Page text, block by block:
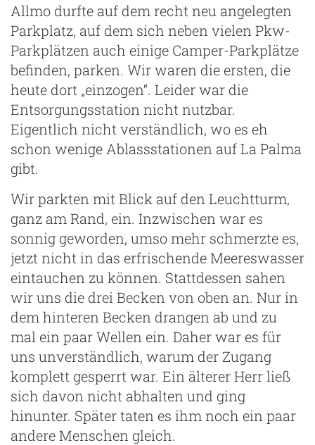
Allmo durfte auf dem recht neu angelegten
Parkplatz, auf dem sich neben vielen Pkw-
Parkplätzen auch einige Camper-Parkplätze
befinden, parken. Wir waren die ersten, die
heute dort „einzogen“. Leider war die
Entsorgungsstation nicht nutzbar.
Eigentlich nicht verständlich, wo es eh
schon wenige Ablassstationen auf La Palma
gibt.
Wir parkten mit Blick auf den Leuchtturm,
ganz am Rand, ein. Inzwischen war es
sonnig geworden, umso mehr schmerzte es,
jetzt nicht in das erfrischende Meereswasser
eintauchen zu können. Stattdessen sahen
wir uns die drei Becken von oben an. Nur in
dem hinteren Becken drangen ab und zu
mal ein paar Wellen ein. Daher war es für
uns unverständlich, warum der Zugang
komplett gesperrt war. Ein älterer Herr ließ
sich davon nicht abhalten und ging
hinunter. Später taten es ihm noch ein paar
andere Menschen gleich.